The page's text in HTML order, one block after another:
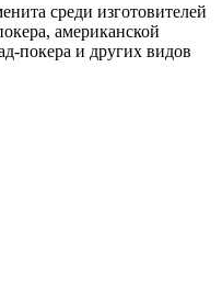
среди изготовителей
американской
покера и других видов